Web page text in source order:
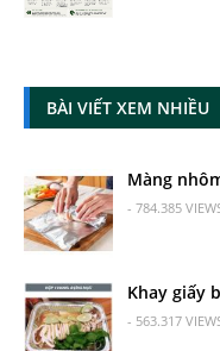
BÀI VIẾT XEM NHIỀU
Màng
- 784.385
Khay giấy
- 563.317